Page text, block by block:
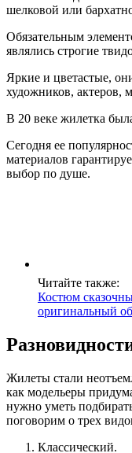
шелковой или
Обязательным
являлись строгие
Яркие и цветастые,
художников, актеров,
В 20 веке жилетка
Сегодня ее
материалов
выбор по душе.
Читайте также:
Костюм
оригинальный
Жилеты стали
как модельеры
нужно уметь
поговорим о трех
Классический.